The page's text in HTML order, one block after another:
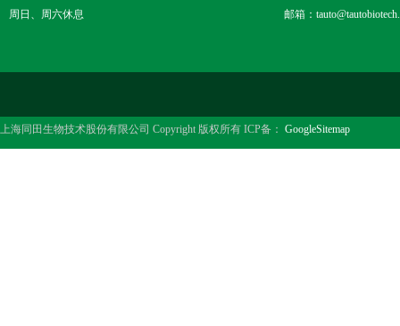
周日、周六休息 邮箱：
上海同田生物技术股份有限公司 Copyright 版权所有 ICP备： GoogleSitemap